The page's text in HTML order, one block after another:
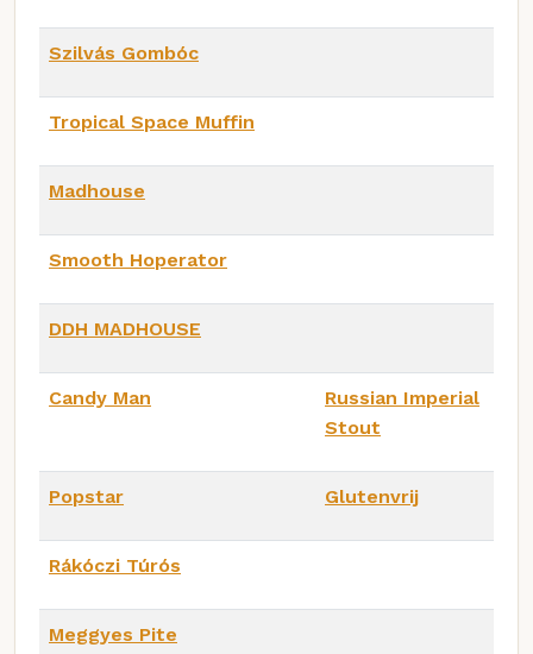
Szilvás Gombóc
Tropical Space Muffin
Madhouse
Smooth Hoperator
DDH MADHOUSE
Candy Man
Russian Imperial
Stout
Popstar Glutenvrij
Rákóczi Túrós
Meggyes Pite